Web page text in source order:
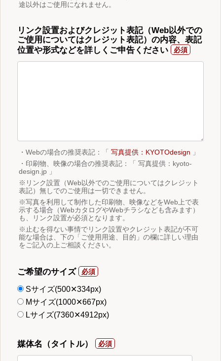
途以外はご使用になれません。
リンク設置およびクレジット表記（Web以外での
ご使用についてはクレジット表記）の内容、表記
位置や形式などを詳しくご申告ください
・Webの場合の推奨表記：「 写真提供：KYOTOdesign 」
・印刷物、映像の場合の推奨表記：「 写真提供：kyoto-
design.jp 」
※リンク設置（Web以外でのご使用についてはクレジット
表記）無しでのご使用は一切できません。
※写真を利用して制作した印刷物、映像などをWeb上で表
示する場合（WebカタログやWebチラシなども含みます）
も、リンク設置が必須となります。
※止むを得ない事情でリンク設置やクレジット表記が不可
能な場合は、下の「ご使用用途、目的」の欄に詳しい理由
をご記入の上ご相談ください。
ご希望のサイズ
Sサイズ(500✕334px)
Mサイズ(1000✕667px)
Lサイズ(7360✕4912px)
媒体名（タイトル）